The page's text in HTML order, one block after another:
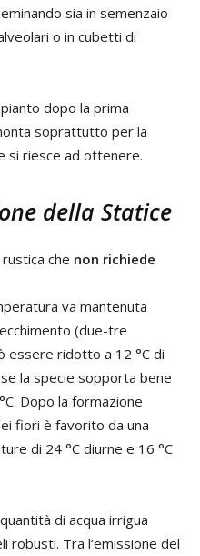
sia in semenzaio
o in cubetti di
dopo la prima
soprattutto per la
si riesce ad ottenere.
della Statice
che non richiede
va mantenuta
(due-tre
essere ridotto a 12 °C di
la specie sopporta bene
Dopo la formazione
fiori è favorito da una
di 24 °C diurne e 16 °C
di acqua irrigua
robusti. Tra l’emissione del